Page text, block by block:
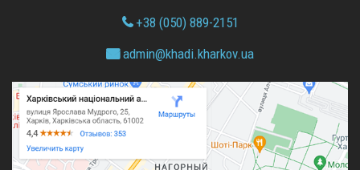
+38 (050) 889-2151
admin@khadi.kharkov.ua